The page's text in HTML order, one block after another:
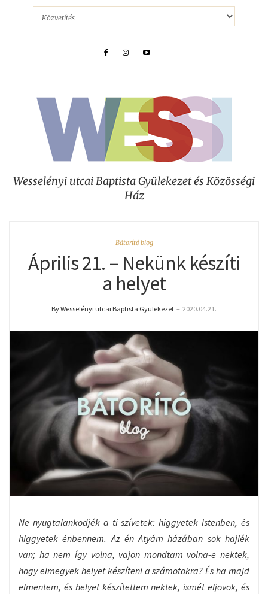
Wesselényi utcai Baptista Gyülekezet és Közösségi
Ház
Bátorító blog
Április 21. – Nekünk készíti
a helyet
By Wesselényi utcai Baptista Gyülekezet – 2020.04.21.
Ne nyugtalankodjék a ti szívetek: higgyetek Istenben, és
higgyetek énbennem. Az én Atyám házában sok hajlék
van; ha nem így volna, vajon mondtam volna-e nektek,
hogy elmegyek helyet készíteni a számotokra? És ha majd
elmentem, és helyet készítettem nektek, ismét eljövök, és